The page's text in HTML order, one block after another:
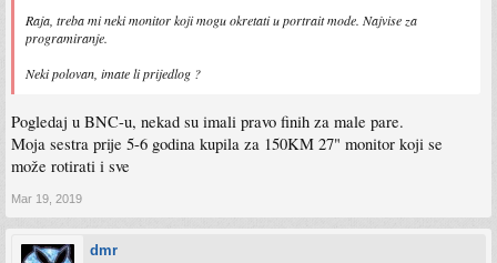
Raja, treba mi neki monitor koji mogu okretati u portrait mode. Najvise za
programiranje.
Neki polovan, imate li prijedlog ?
Pogledaj u BNC-u, nekad su imali pravo finih za male pare.
Moja sestra prije 5-6 godina kupila za 150KM 27" monitor koji se
može rotirati i sve
Mar 19, 2019
dmr